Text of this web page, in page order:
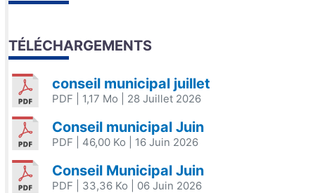
TÉLÉCHARGEMENTS
conseil municipal juillet
PDF | 1,17 Mo | 28 Juillet 2026
Conseil municipal Juin
PDF | 46,00 Ko | 16 Juin 2026
Conseil Municipal Juin
PDF | 33,36 Ko | 06 Juin 2026